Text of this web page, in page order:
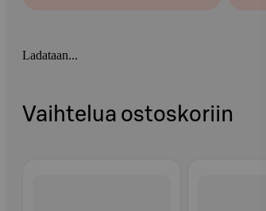
Ladataan...
Vaihtelua ostoskoriin